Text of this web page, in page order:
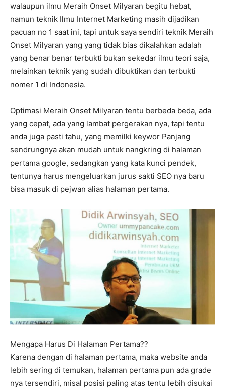
walaupun ilmu Meraih Onset Milyaran begitu hebat,
namun teknik Ilmu Internet Marketing masih dijadikan
pacuan no 1 saat ini, tapi untuk saya sendiri teknik Meraih
Onset Milyaran yang yang tidak bias dikalahkan adalah
yang benar benar terbukti bukan sekedar ilmu teori saja,
melainkan teknik yang sudah dibuktikan dan terbukti
nomer 1 di Indonesia.
Optimasi Meraih Onset Milyaran tentu berbeda beda, ada
yang cepat, ada yang lambat pergerakan nya, tapi tentu
anda juga pasti tahu, yang memilki keywor Panjang
sendrungnya akan mudah untuk nangkring di halaman
pertama google, sedangkan yang kata kunci pendek,
tentunya harus mengeluarkan jurus sakti SEO nya baru
bisa masuk di pejwan alias halaman pertama.
Mengapa Harus Di Halaman Pertama??
Karena dengan di halaman pertama, maka website anda
lebih sering di temukan, halaman pertama pun ada grade
nya tersendiri, misal posisi paling atas tentu lebih disukai